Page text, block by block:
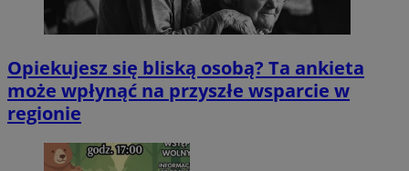
Opiekujesz się bliską osobą? Ta ankieta
może wpłynąć na przyszłe wsparcie w
regionie